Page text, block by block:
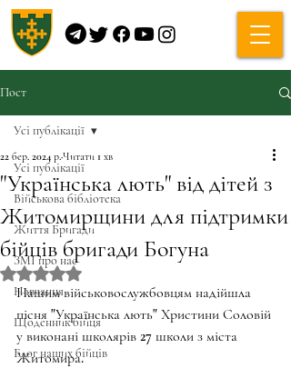
Пост
Усі публікації
Військова бібліотека
Життя Бригади
ЗМІ про нас
Навчання
Щоденник бійця
Блог наших бійців
Усі публікації
"Українська лють" від дітей з
Житомирщини для підтримки
бійців бригади Богуна
22 бер. 2024 р.Читати 1 хв
Оцінка: NaN з 5 зірок.
Нашим військовослужбовцям надійшла
пісня "Українська лють" Христини Соловій
у виконані школярів 27 школи з міста
Житомира.